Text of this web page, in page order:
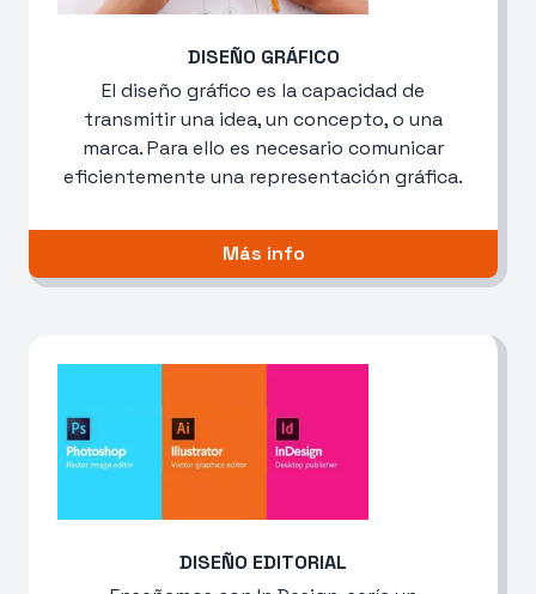
DISEÑO GRÁFICO
El diseño gráfico es la capacidad de
transmitir una idea, un concepto, o una
marca. Para ello es necesario comunicar
eficientemente una representación gráfica.
Más info
DISEÑO EDITORIAL